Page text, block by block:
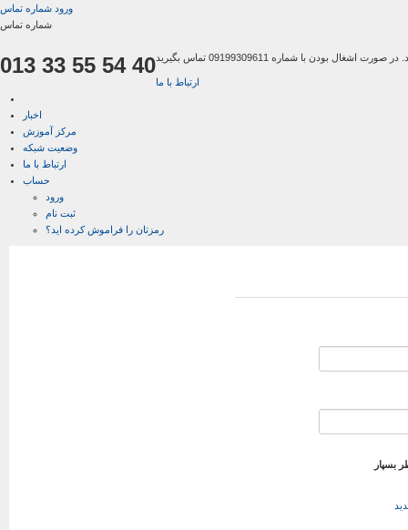
ورود شماره تماس
شماره تماس
013 33 55 54 40
ارتباط با ما
اخبار
مرکز آموزش
وضعیت شبکه
ارتباط با ما
حساب
ورود
ثبت نام
رمزتان را فراموش کرده اید؟
بسپار